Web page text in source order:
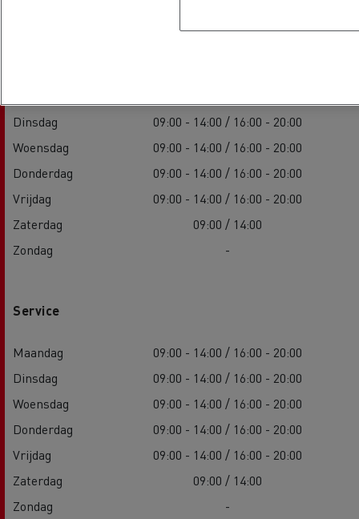
Dinsdag
09:00 - 14:00 / 16:00 - 20:00
Woensdag
09:00 - 14:00 / 16:00 - 20:00
Donderdag
09:00 - 14:00 / 16:00 - 20:00
Vrijdag
09:00 - 14:00 / 16:00 - 20:00
Zaterdag
09:00 / 14:00
Zondag
-
Service
Maandag
09:00 - 14:00 / 16:00 - 20:00
Dinsdag
09:00 - 14:00 / 16:00 - 20:00
Woensdag
09:00 - 14:00 / 16:00 - 20:00
Donderdag
09:00 - 14:00 / 16:00 - 20:00
Vrijdag
09:00 - 14:00 / 16:00 - 20:00
Zaterdag
09:00 / 14:00
Zondag
-